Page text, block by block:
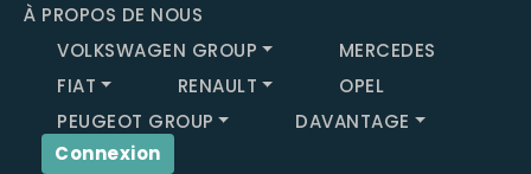
À PROPOS DE NOUS
VOLKSWAGEN GROUP
MERCEDES
FIAT
RENAULT
OPEL
PEUGEOT GROUP
DAVANTAGE
Connexion